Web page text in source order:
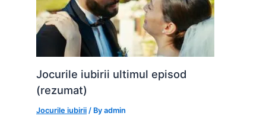
Jocurile iubirii ultimul episod
(rezumat)
Jocurile iubirii / Byadmin